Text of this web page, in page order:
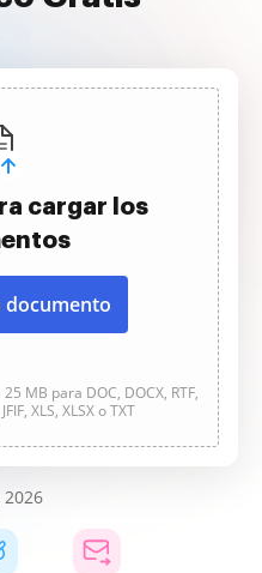
cargar los
documento
MB para DOC, DOCX, RTF,
XLS, XLSX o TXT
2026